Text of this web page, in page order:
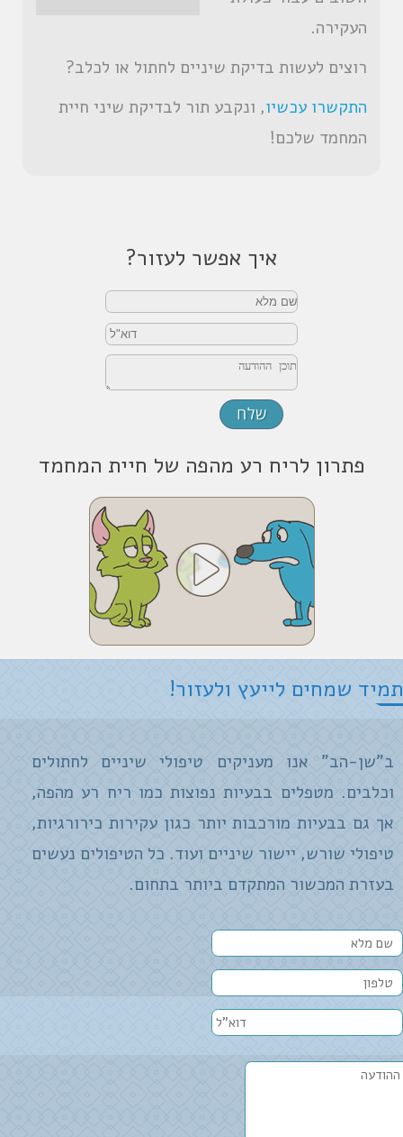
העקירה.
רוצים לעשות בדיקת שיניים לחתול או לכלב?
התקשרו עכשיו, ונקבע תור לבדיקת שיני חיית
המחמד שלכם!
איך אפשר לעזור?
פתרון לריח רע מהפה של חיית המחמד
תמיד שמחים לייעץ ולעזור!
ב"שן-הב" אנו מעניקים טיפולי שיניים לחתולים
וכלבים. מטפלים בבעיות נפוצות כמו ריח רע מהפה,
אך גם בבעיות מורכבות יותר כגון עקירות כירורגיות,
טיפולי שורש, יישור שיניים ועוד. כל הטיפולים נעשים
בעזרת המכשור המתקדם ביותר בתחום.